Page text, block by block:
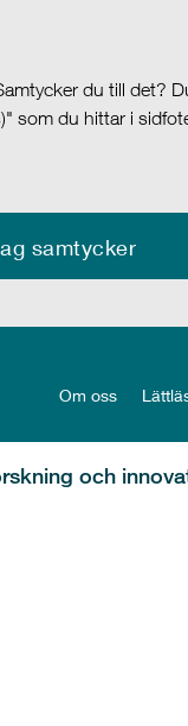
du till det?
som du hittar i
samtycker
Om oss
och